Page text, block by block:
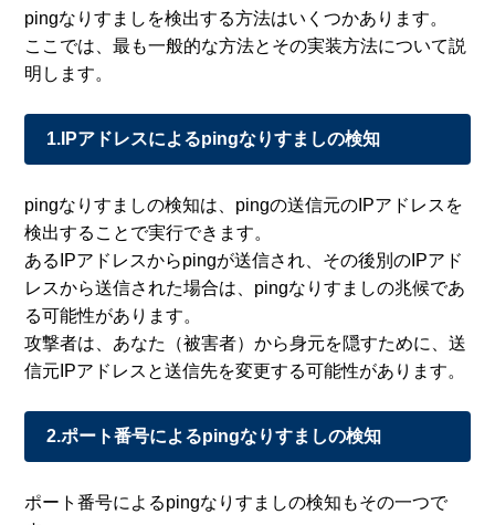
pingなりすましを検出する方法はいくつかあります。
ここでは、最も一般的な方法とその実装方法について説
明します。
1.IPアドレスによるpingなりすましの検知
pingなりすましの検知は、pingの送信元のIPアドレスを
検出することで実行できます。
あるIPアドレスからpingが送信され、その後別のIPアド
レスから送信された場合は、pingなりすましの兆候であ
る可能性があります。
攻撃者は、あなた（被害者）から身元を隠すために、送
信元IPアドレスと送信先を変更する可能性があります。
2.ポート番号によるpingなりすましの検知
ポート番号によるpingなりすましの検知もその一つで